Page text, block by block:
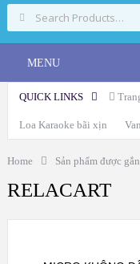
MENU
QUICK LINKS
Loa Karaoke bãi xịn
Home Sản phẩm được
RELACART